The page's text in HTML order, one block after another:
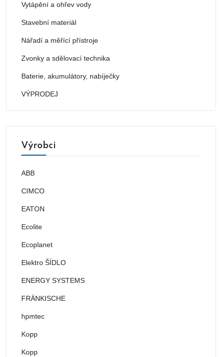
Vytápění a ohřev vody
Stavební materiál
Nářadí a měřící přístroje
Zvonky a sdělovací technika
Baterie, akumulátory, nabíječky
VÝPRODEJ
Výrobci
ABB
CIMCO
EATON
Ecolite
Ecoplanet
Elektro ŠÍDLO
ENERGY SYSTEMS
FRÄNKISCHE
hpmtec
Kopp
Kopp